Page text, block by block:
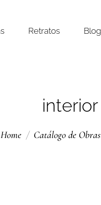
Retratos Blog
interior
Home Catálogo de Obras